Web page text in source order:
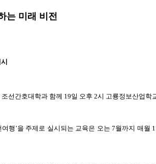
는 미래 비전
선간호대학과 함께 19일 오후 2시 고룡정보산업
여행’을 주제로 실시되는 교육은 오는 7월까지 매